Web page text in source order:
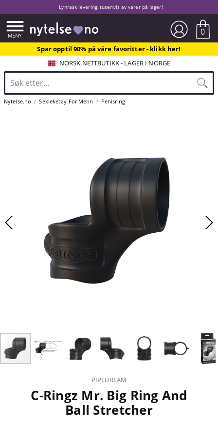
Lynrask levering, tusenvis av varer på lager!
0
Spar opptil 90% på våre favoritter - klikk her!
NORSK NETTBUTIKK - LAGER I NORGE
Nytelse.no Sexleketøy For Menn Penisring
PIPEDREAM
C-Ringz Mr. Big Ring And
Ball Stretcher